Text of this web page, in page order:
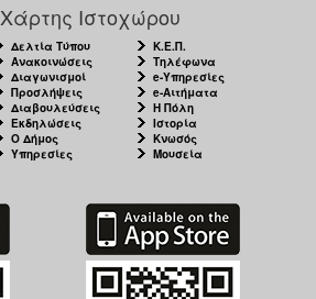
Χάρτης Ιστοχώρου
Δελτία Τύπου
Ανακοινώσεις
Διαγωνισμοί
Προσλήψεις
Διαβουλεύσεις
Εκδηλώσεις
Ο Δήμος
Υπηρεσίες
Κ.Ε.Π.
Τηλέφωνα
e-Υπηρεσίες
e-Αιτήματα
Η Πόλη
Ιστορία
Κνωσός
Μουσεία